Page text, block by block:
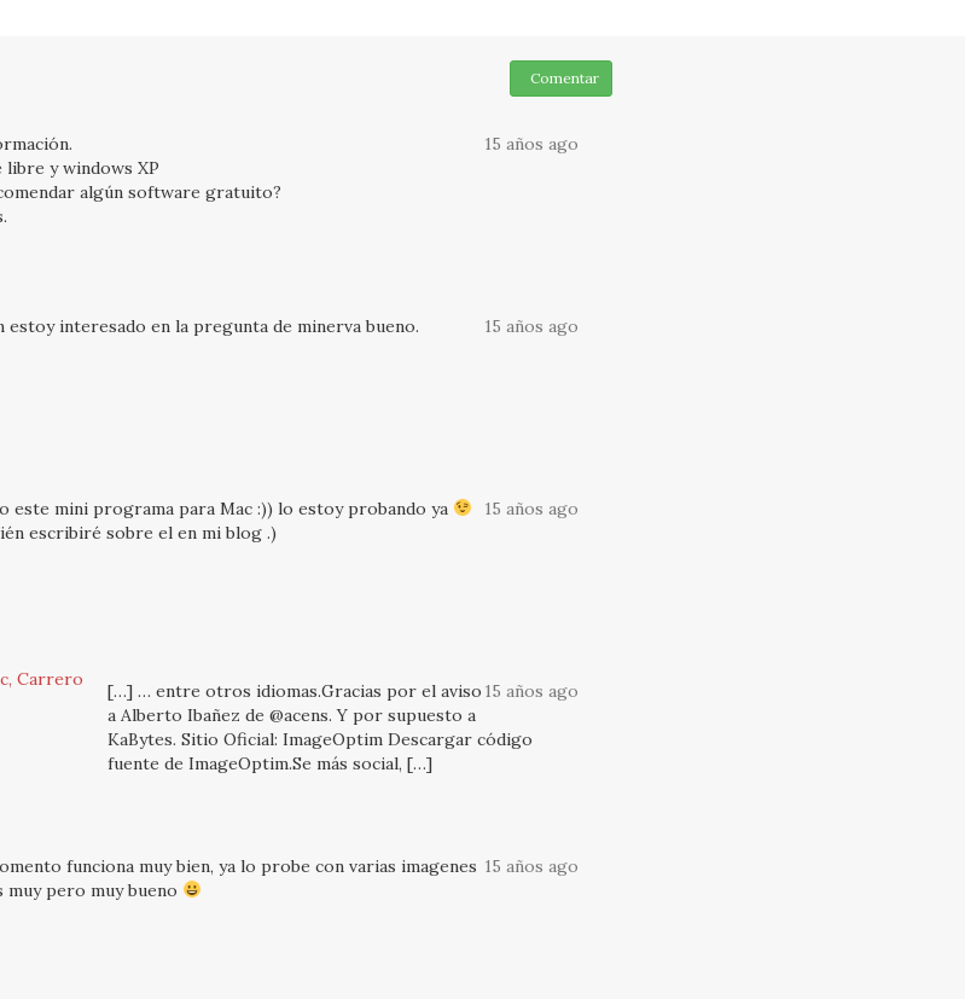
Comentar
15 años ago
y windows XP
algún software gratuito?
15 años ago
estoy interesado en la pregunta de minerva bueno.
15 años ago
este mini programa para Mac :)) lo estoy probando ya
escribiré sobre el en mi blog .)
Carrero
15 años ago
[…] … entre otros idiomas.Gracias por el aviso
a Alberto Ibañez de @acens. Y por supuesto a
KaBytes. Sitio Oficial: ImageOptim Descargar código
fuente de ImageOptim.Se más social, […]
15 años ago
funciona muy bien, ya lo probe con varias imagenes
muy pero muy bueno